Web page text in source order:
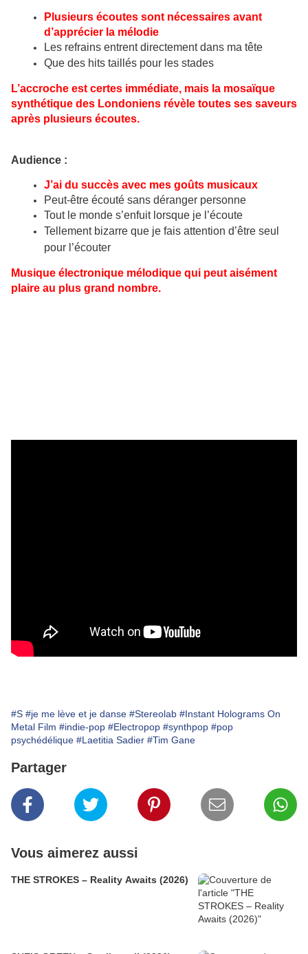
Plusieurs écoutes sont nécessaires avant
d’apprécier la mélodie
Les refrains entrent directement dans ma tête
Que des hits taillés pour les stades
L’accroche est certes immédiate, mais la mosaïque
synthétique des Londoniens révèle toutes ses saveurs
après plusieurs écoutes.
Audience :
J’ai du succès avec mes goûts musicaux
Peut-être écouté sans déranger personne
Tout le monde s’enfuit lorsque je l’écoute
Tellement bizarre que je fais attention d’être seul
pour l’écouter
Musique électronique mélodique qui peut aisément
plaire au plus grand nombre.
#S #je me lève et je danse #Stereolab #Instant Holograms On
Metal Film #indie-pop #Electropop #synthpop #pop
psychédélique #Laetitia Sadier #Tim Gane
Partager
Vous aimerez aussi
THE STROKES – Reality Awaits (2026)